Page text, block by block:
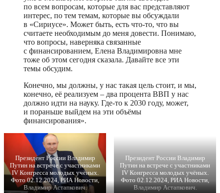
по всем вопросам, которые для вас представляют
интерес, по тем темам, которые вы обсуждали
в «Сириусе». Может быть, есть что-то, что вы
считаете необходимым до меня довести. Понимаю,
что вопросы, наверняка связанные
с финансированием, Елена Владимировна мне
тоже об этом сегодня сказала. Давайте все эти
темы обсудим.
Конечно, мы должны, у нас такая цель стоит, и мы,
конечно, её реализуем – два процента ВВП у нас
должно идти на науку. Где-то к 2030 году, может,
и пораньше выйдем на эти объёмы
финансирования».
Президент России Владимир
Путин на встрече с участниками
IV Конгресса молодых учёных.
Фото 02.12.2024, РИА Новости,
Владимир Астапкович.
Президент России Владимир
Путин на встрече с участниками
IV Конгресса молодых учёных.
Фото 02.12.2024, РИА Новости,
Владимир Астапкович.